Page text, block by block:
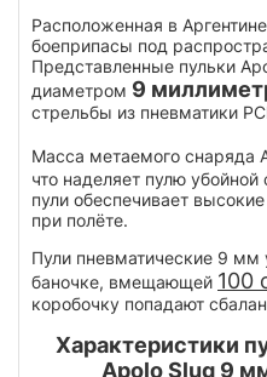
Расположенная в
боеприпасы под
Представленные пульки
диаметром 9
стрельбы из пневматики
Масса метаемого снаряда
что наделяет пулю
пули обеспечивает
при полёте.
Пули пневматические 9 мм
баночке, вмещающей 100
коробочку попадают
Характеристики
Apolo Slug 9